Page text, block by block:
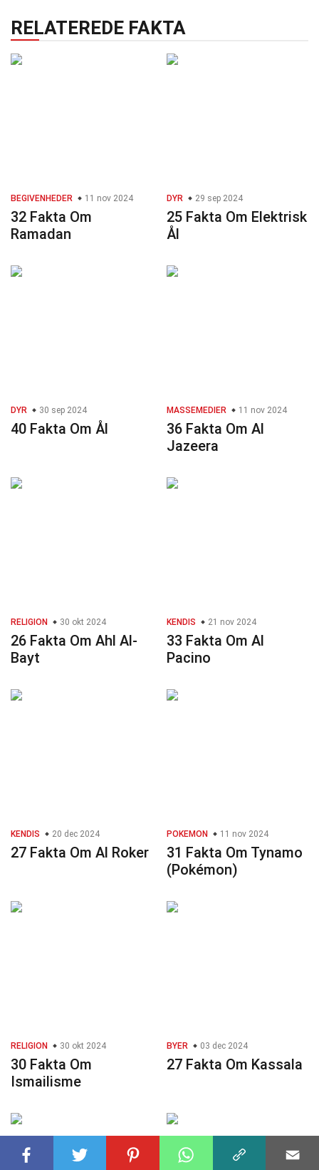
RELATEREDE FAKTA
BEGIVENHEDER 11 nov 2024
32 Fakta Om
Ramadan
DYR 29 sep 2024
25 Fakta Om Elektrisk
Ål
DYR 30 sep 2024
40 Fakta Om Ål
MASSEMEDIER 11 nov 2024
36 Fakta Om Al
Jazeera
RELIGION 30 okt 2024
26 Fakta Om Ahl Al-
Bayt
KENDIS 21 nov 2024
33 Fakta Om Al
Pacino
KENDIS 20 dec 2024
27 Fakta Om Al Roker
POKEMON 11 nov 2024
31 Fakta Om Tynamo
(Pokémon)
RELIGION 30 okt 2024
30 Fakta Om
Ismailisme
BYER 03 dec 2024
27 Fakta Om Kassala